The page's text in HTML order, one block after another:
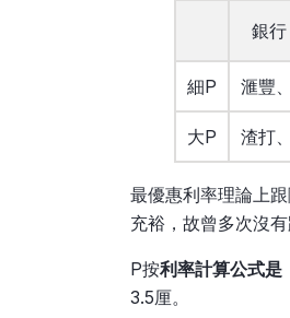
銀行
細P 滙豐
大P 渣打
最優惠利率理論上
充裕，故曾多次沒
P按利率計算公式是
3.5厘。